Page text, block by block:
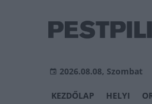
2026.08.08, Szombat
KEZDŐLAP HELYI